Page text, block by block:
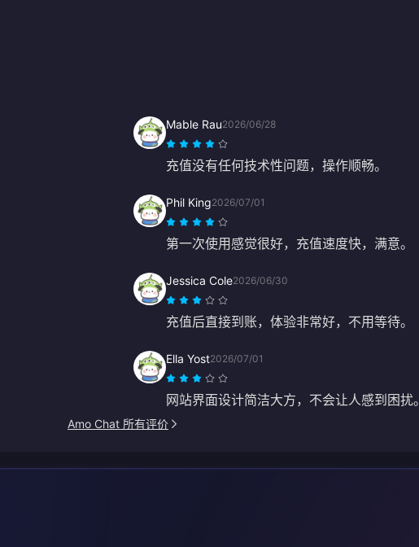
Mable Rau2026/06/28
充值没有任何技术性问题，操作顺畅。
Phil King2026/07/01
第一次使用感觉很好，充值速度快，满意。
Jessica Cole2026/06/30
充值后直接到账，体验非常好，不用等待。
Ella Yost2026/07/01
网站界面设计简洁大方，不会让人感到困扰。
Amo Chat 所有评价